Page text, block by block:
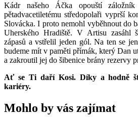
Kádr našeho Áčka opouští
pětadvacetiletému středopolaři vyprší
Slovácka. I proto nemohl vyběhnout do
Uherského Hradiště. V Artisu zasáhl
zápasů a vstřelil jeden gól. Na ten se
budeme mít v paměti přímák, který Dan
a zakroutil jej do šibenice brány rezervy
Ať se Ti daří Kosi. Díky a hodně
kariéry.
Mohlo by vás zajímat